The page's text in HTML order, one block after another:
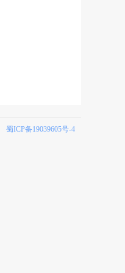
蜀ICP备19039605号-4